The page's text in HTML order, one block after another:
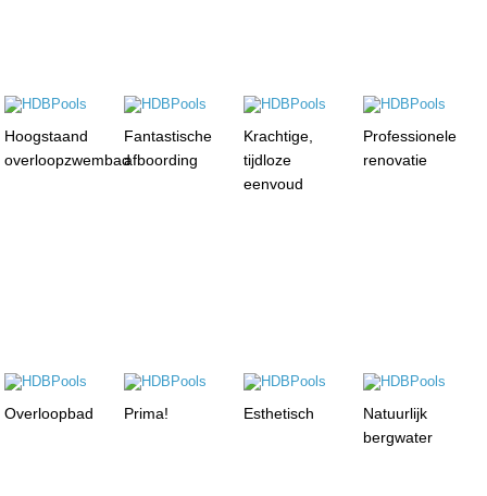
Hoogstaand
overloopzwembad
Fantastische
afboording
Krachtige,
tijdloze
eenvoud
Professionele
renovatie
Overloopbad Prima! Esthetisch
Natuurlijk
bergwater